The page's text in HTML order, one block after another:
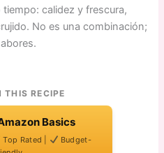
calidez y frescura,
No es una combinación;
THIS RECIPE
Basics
Top Rated |
Budget-